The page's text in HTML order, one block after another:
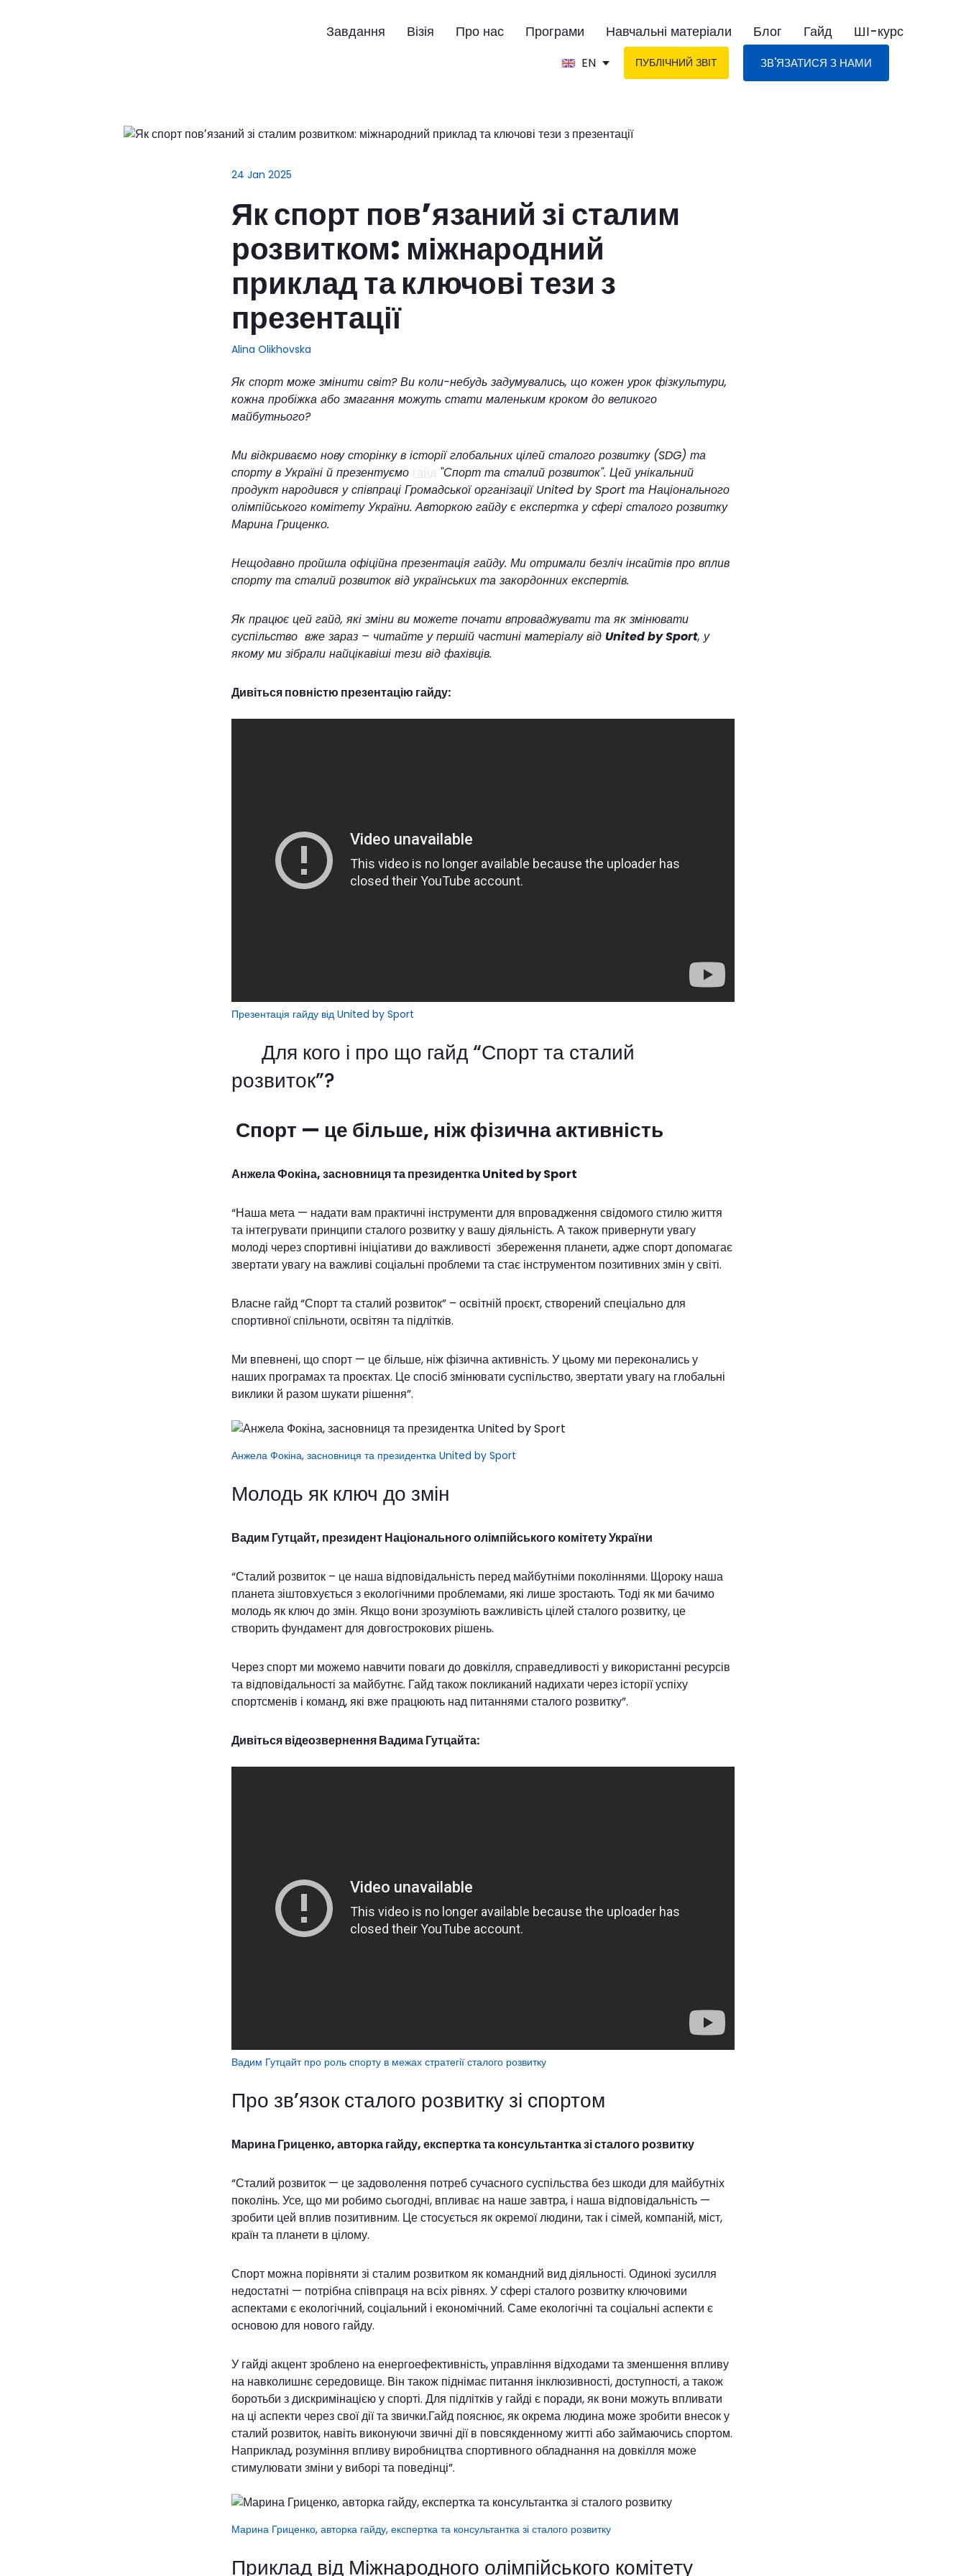
Завдання Візія Про нас Програми Навчальні матеріали Блог Гайд ШІ-курс
EN ПУБЛІЧНИЙ ЗВІТ ЗВ'ЯЗАТИСЯ З НАМИ
24 Jan 2025
Як спорт повʼязаний зі сталим
розвитком: міжнародний
приклад та ключові тези з
презентації
Alina Olikhovska
Як спорт може змінити світ? Ви коли-небудь задумувались, що кожен урок фізкультури,
кожна пробіжка або змагання можуть стати маленьким кроком до великого
майбутнього?
Ми відкриваємо нову сторінку в історії глобальних цілей сталого розвитку (SDG) та
спорту в Україні й презентуємо гайд "Спорт та сталий розвиток". Цей унікальний
продукт народився у співпраці Громадської організації United by Sport та Національного
олімпійського комітету України. Авторкою гайду є експертка у сфері сталого розвитку
Марина Гриценко.
Нещодавно пройшла офіційна презентація гайду. Ми отримали безліч інсайтів про вплив
спорту та сталий розвиток від українських та закордонних експертів.
Як працює цей гайд, які зміни ви можете почати впроваджувати та як змінювати
суспільство вже зараз – читайте у першій частині матеріалу від United by Sport, у
якому ми зібрали найцікавіші тези від фахівців.
Дивіться повністю презентацію гайду:
Презентація гайду від United by Sport
Для кого і про що гайд “Спорт та сталий
розвиток”?
Спорт — це більше, ніж фізична активність
Анжела Фокіна, засновниця та президентка United by Sport
“Наша мета — надати вам практичні інструменти для впровадження свідомого стилю життя
та інтегрувати принципи сталого розвитку у вашу діяльність. А також привернути увагу
молоді через спортивні ініціативи до важливості збереження планети, адже спорт допомагає
звертати увагу на важливі соціальні проблеми та стає інструментом позитивних змін у світі.
Власне гайд “Спорт та сталий розвиток” – освітній проєкт, створений спеціально для
спортивної спільноти, освітян та підлітків.
Ми впевнені, що спорт — це більше, ніж фізична активність. У цьому ми переконались у
наших програмах та проєктах. Це спосіб змінювати суспільство, звертати увагу на глобальні
виклики й разом шукати рішення”.
Анжела Фокіна, засновниця та президентка United by Sport
Молодь як ключ до змін
Вадим Гутцайт, президент Національного олімпійського комітету України
“Сталий розвиток – це наша відповідальність перед майбутніми поколіннями. Щороку наша
планета зіштовхується з екологічними проблемами, які лише зростають. Тоді як ми бачимо
молодь як ключ до змін. Якщо вони зрозуміють важливість цілей сталого розвитку, це
створить фундамент для довгострокових рішень.
Через спорт ми можемо навчити поваги до довкілля, справедливості у використанні ресурсів
та відповідальності за майбутнє. Гайд також покликаний надихати через історії успіху
спортсменів і команд, які вже працюють над питаннями сталого розвитку”.
Дивіться відеозвернення Вадима Гутцайта:
Вадим Гутцайт про роль спорту в межах стратегії сталого розвитку
Про зв’язок сталого розвитку зі спортом
Марина Гриценко, авторка гайду, експертка та консультантка зі сталого розвитку
“Сталий розвиток — це задоволення потреб сучасного суспільства без шкоди для майбутніх
поколінь. Усе, що ми робимо сьогодні, впливає на наше завтра, і наша відповідальність —
зробити цей вплив позитивним. Це стосується як окремої людини, так і сімей, компаній, міст,
країн та планети в цілому.
Спорт можна порівняти зі сталим розвитком як командний вид діяльності. Одинокі зусилля
недостатні — потрібна співпраця на всіх рівнях. У сфері сталого розвитку ключовими
аспектами є екологічний, соціальний і економічний. Саме екологічні та соціальні аспекти є
основою для нового гайду.
У гайді акцент зроблено на енергоефективність, управління відходами та зменшення впливу
на навколишнє середовище. Він також піднімає питання інклюзивності, доступності, а також
боротьби з дискримінацією у спорті. Для підлітків у гайді є поради, як вони можуть впливати
на ці аспекти через свої дії та звички.Гайд пояснює, як окрема людина може зробити внесок у
сталий розвиток, навіть виконуючи звичні дії в повсякденному житті або займаючись спортом.
Наприклад, розуміння впливу виробництва спортивного обладнання на довкілля може
стимулювати зміни у виборі та поведінці”.
Марина Гриценко, авторка гайду, експертка та консультантка зі сталого розвитку
Приклад від Міжнародного олімпійського комітету